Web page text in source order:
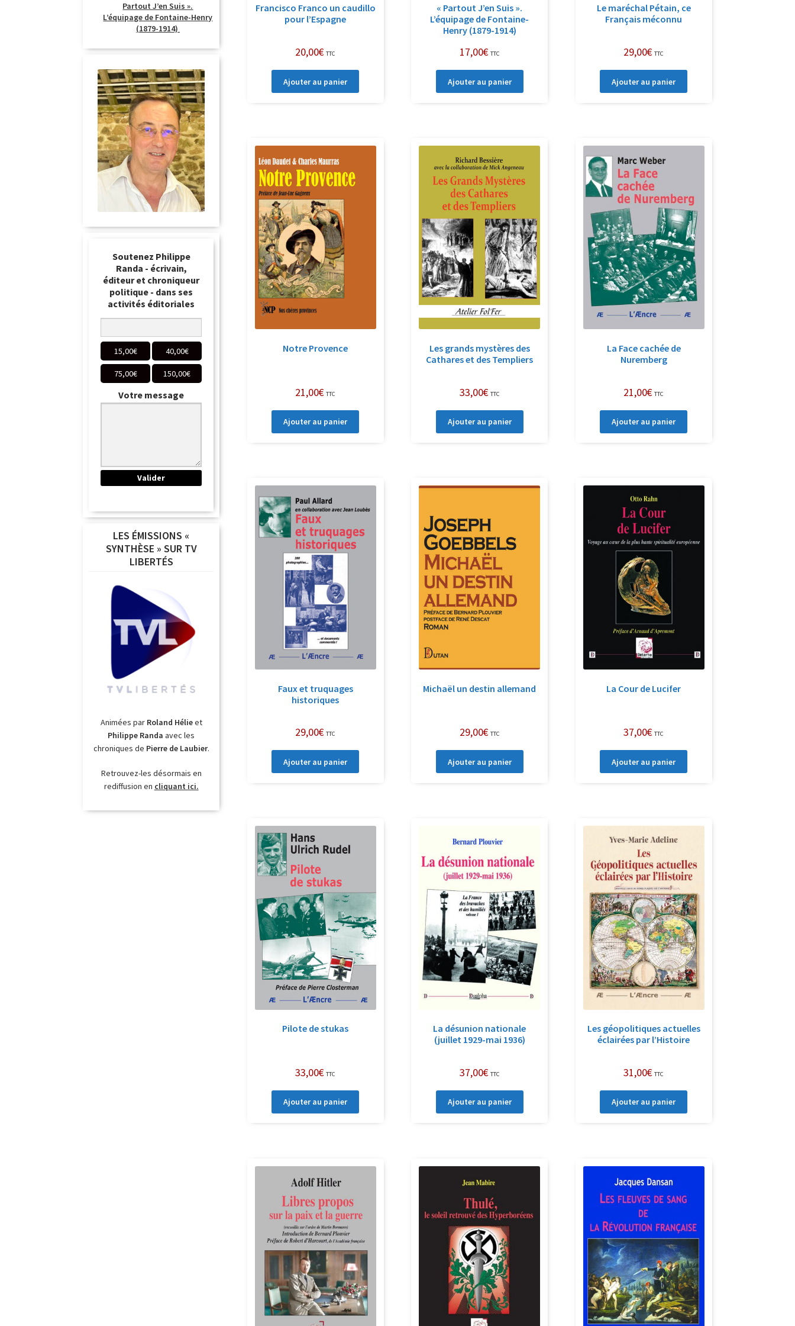
Francisco Franco un caudillo
pour l’Espagne
20,00€ TTC
Ajouter au panier
« Partout J’en Suis ».
L’équipage de Fontaine-
Henry (1879-1914)
17,00€ TTC
Ajouter au panier
Le maréchal Pétain, ce
Français méconnu
29,00€ TTC
Ajouter au panier
Notre Provence
21,00€ TTC
Ajouter au panier
Les grands mystères des
Cathares et des Templiers
33,00€ TTC
Ajouter au panier
La Face cachée de
Nuremberg
21,00€ TTC
Ajouter au panier
Faux et truquages
historiques
29,00€ TTC
Ajouter au panier
Michaël un destin allemand
29,00€ TTC
Ajouter au panier
La Cour de Lucifer
37,00€ TTC
Ajouter au panier
Pilote de stukas
33,00€ TTC
Ajouter au panier
La désunion nationale
(juillet 1929-mai 1936)
37,00€ TTC
Ajouter au panier
Les géopolitiques actuelles
éclairées par l’Histoire
31,00€ TTC
Ajouter au panier
Partout J’en Suis ».
L’équipage de Fontaine-Henry
(1879-1914)
Soutenez Philippe
Randa - écrivain,
éditeur et chroniqueur
politique - dans ses
activités éditoriales
15,00€ 40,00€
75,00€ 150,00€
Votre message
LES ÉMISSIONS «
SYNTHÈSE » SUR TV
LIBERTÉS
Animées par Roland Hélieet
Philippe Randa avec les
chroniques de Pierre de Laubier.
Retrouvez-les désormais en
rediffusion en cliquant ici.